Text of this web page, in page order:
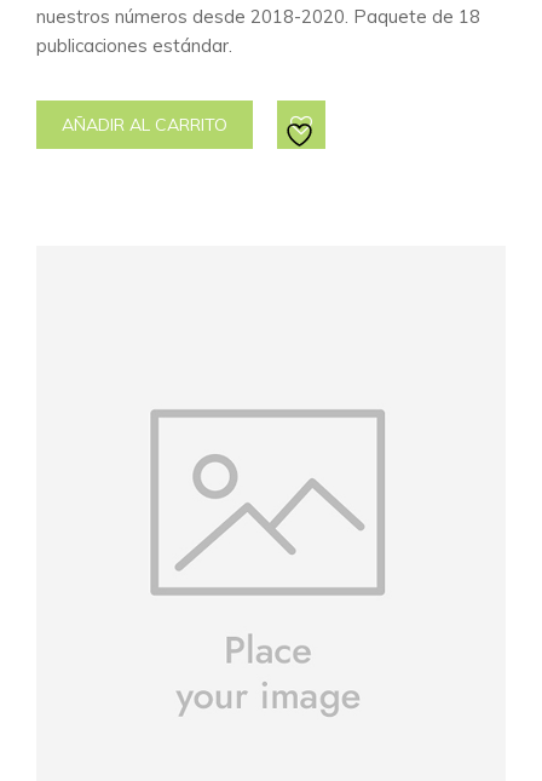
nuestros números desde 2018-2020. Paquete de 18
publicaciones estándar.
AÑADIR AL CARRITO